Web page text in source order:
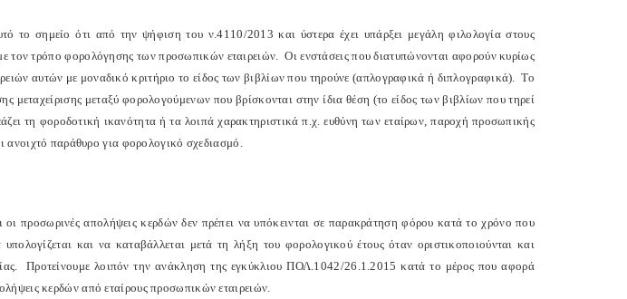
το σημείο ότι από την ψήφιση του ν.4110/2013 και ύστερα έχει υπάρξει μεγάλη φιλολογία στους
τον τρόπο φορολόγησης των προσωπικών εταιρειών. Οι ενστάσεις που διατυπώνονται αφορούν κυρίως
αυτών με μοναδικό κριτήριο το είδος των βιβλίων που τηρούνε (απλογραφικά ή διπλογραφικά). Το
μεταχείρισης μεταξύ φορολογούμενων που βρίσκονται στην ίδια θέση (το είδος των βιβλίων που τηρεί
τη φοροδοτική ικανότητα ή τα λοιπά χαρακτηριστικά π.χ. ευθύνη των εταίρων, παροχή προσωπικής
ανοιχτό παράθυρο για φορολογικό σχεδιασμό.
προσωρινές απολήψεις κερδών δεν πρέπει να υπόκεινται σε παρακράτηση φόρου κατά το χρόνο που
και να καταβάλλεται μετά τη λήξη του φορολογικού έτους όταν οριστικοποιούνται και
Προτείνουμε λοιπόν την ανάκληση της εγκύκλιου ΠΟΛ.1042/26.1.2015 κατά το μέρος που αφορά
κερδών από εταίρους προσωπικών εταιρειών.